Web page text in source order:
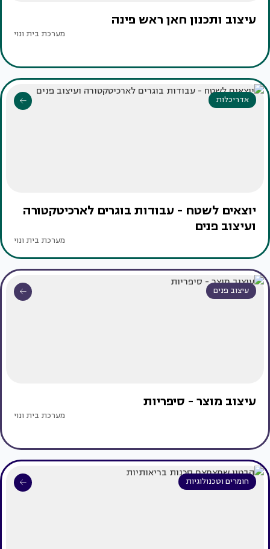
עיצוב ותכנון חאן ראש פינה
מערכת בית ונוי
אדריכלות
יוצאים לשטח - עבודות בוגרים לארכיטקטורה
ועיצוב פנים
מערכת בית ונוי
עיצוב פנים
עיצוב מוצר - סיפריות
מערכת בית ונוי
חומרים וטכנולוגיות